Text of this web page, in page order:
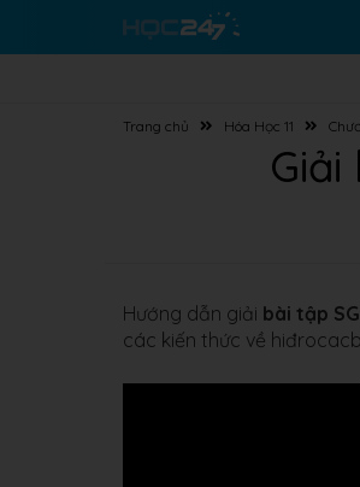
Trang chủ Hóa Học 11
Hướng dẫn giải bài tập
các kiến thức về